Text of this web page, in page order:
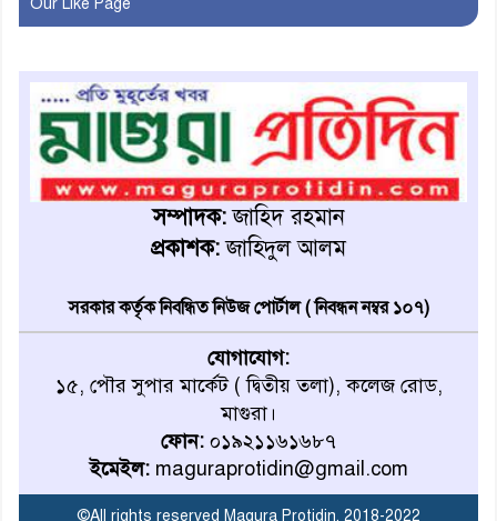
মহম্মদপুর থানার ওসিকে ক্লোজ
বাবার হাতে বিক্রি টুকটুকি পুলিশের
সহযোগিতায় ফিরলো মায়ের
কোলে
বিক্ষোভ-সিসি ক্যামেরা ফুটেজ
যাচাইয়ের দাবি অভিযুক্ত শিক্ষকের
মাগুরার কথিত মাদক সম্রাট
আমিরুল গ্রেফতার
মাগুরায় আর্জেন্টিনা ফুটবল
ভক্তদের বর্ণাঢ্য শোভাযাত্রা
Our Like Page
সম্পাদক:জাহিদ রহমান
প্রকাশক:জাহিদুল আলম
সরকার কর্তৃক নিবন্ধিত নিউজ পোর্টাল ( নিবন্ধন নম্বর ১০৭)
যোগাযোগ:
১৫, পৌর সুপার মার্কেট ( দ্বিতীয় তলা), কলেজ রোড,
মাগুরা।
ফোন: ০১৯২১১৬১৬৮৭
ইমেইল: maguraprotidin@gmail.com
©All rights reserved Magura Protidin. 2018-2022